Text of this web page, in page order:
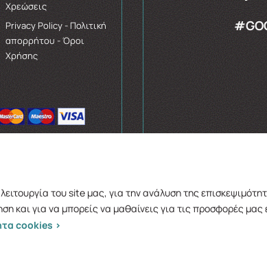
Χρεώσεις
Privacy Policy - Πολιτική
απορρήτου - Όροι
Χρήσης
του site μας, για την ανάλυση της
και για να μπορείς να μαθαίνεις για τις προσφορές μας
cookies >